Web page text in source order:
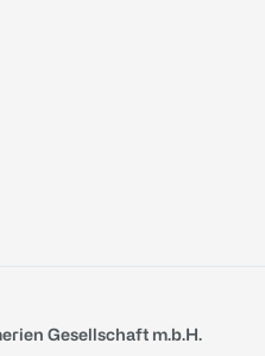
Gesellschaft m.b.H.